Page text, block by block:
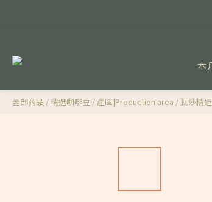
本
全部商品 /精選咖啡豆 / 產區|Production area / 瓦莎精